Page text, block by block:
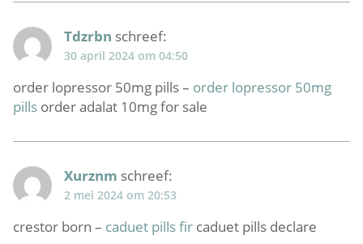
Tdzrbn schreef:
30 april 2024 om 04:50
order lopressor 50mg pills – order lopressor 50mg
pills order adalat 10mg for sale
Xurznm schreef:
2 mei 2024 om 20:53
crestor born – caduet pills fir caduet pills declare